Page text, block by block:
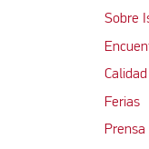
Sobre
Calidad
Ferias
Prensa